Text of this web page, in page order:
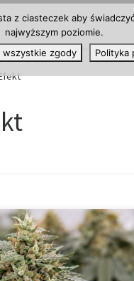
dla wymagających
z ciasteczek aby
najwyższym poziomie.
wszystkie zgody Polityka